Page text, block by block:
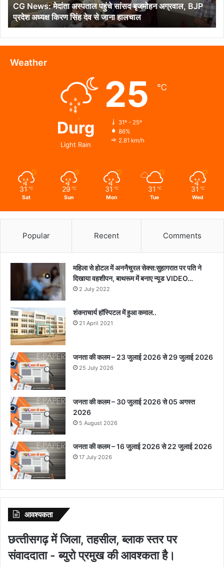
BJP
प्रदेश
अध्यक्ष
किरण
सिंह
देव
CG News: मेदांता अस्पताल पहुंचे सांसद बृजमोहन अग्रवाल, BJP
प्रदेश अध्यक्ष किरण सिंह देव से जाना हालचाल
Weather
Durg
Light Rain
25 ℃
31º - 25º
86%
2.81 km/h
31 ℃
Sat
29 ℃
Sun
31 ℃
Mon
31 ℃
Tue
31 ℃
Wed
Popular Recent Comments
महिला से होटल में अननैचुरल सेक्स:सुहागरात पर पति ने
दिखाया वहशीपन, बाथरूम में बनाए न्यूड VIDEO…
2 July 2022
शंकराचार्य हॉस्पिटल में हुआ कमाल..
21 April 2021
जनता की कलम – 23 जुलाई 2026 से 29 जुलाई 2026
25 July 2026
जनता की कलम – 30 जुलाई 2026 से 05 अगस्त
2026
5 August 2026
जनता की कलम – 16 जुलाई 2026 से 22 जुलाई 2026
17 July 2026
आवश्‍यकता
छत्‍तीसगढ़ में जिला, तहसील, ब्‍लाक स्‍तर पर
संवाददाता - ब्‍युरो प्रमुख की आवश्‍कता है।